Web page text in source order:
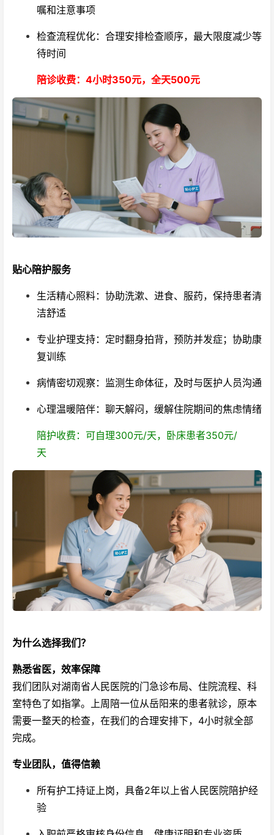
嘱和注意事项
检查流程优化：合理安排检查顺序，最大限度减少等
待时间
陪诊收费：4小时350元，全天500元
贴心陪护服务
生活精心照料：协助洗漱、进食、服药，保持患者清
洁舒适
专业护理支持：定时翻身拍背，预防并发症；协助康
复训练
病情密切观察：监测生命体征，及时与医护人员沟通
心理温暖陪伴：聊天解闷，缓解住院期间的焦虑情绪
陪护收费：可自理300元/天，卧床患者350元/
天
为什么选择我们？
熟悉省医，效率保障
我们团队对湖南省人民医院的门急诊布局、住院流程、科
室特色了如指掌。上周陪一位从岳阳来的患者就诊，原本
需要一整天的检查，在我们的合理安排下，4小时就全部
完成。
专业团队，值得信赖
所有护工持证上岗，具备2年以上省人民医院陪护经
验